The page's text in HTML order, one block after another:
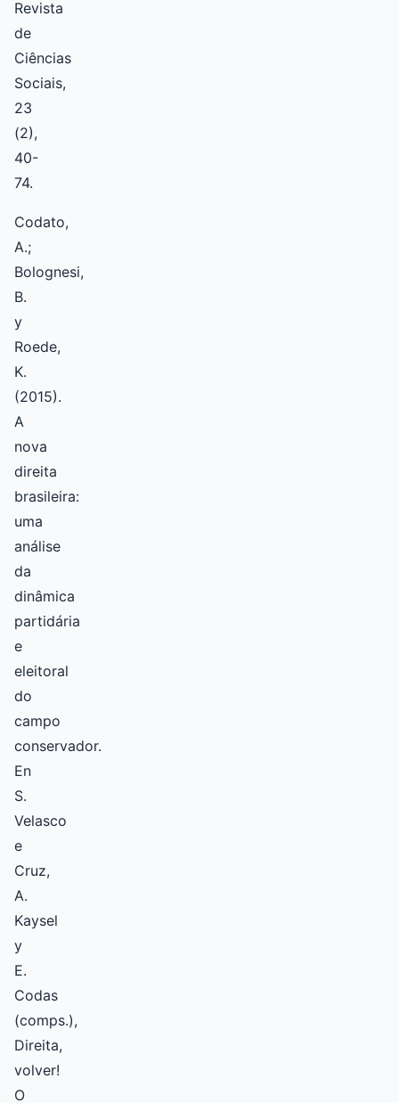
Revista
de
Ciências
Sociais,
23
(2),
40-
74.
Codato,
A.;
Bolognesi,
B.
y
Roede,
K.
(2015).
A
nova
direita
brasileira:
uma
análise
da
dinâmica
partidária
e
eleitoral
do
campo
conservador.
En
S.
Velasco
e
Cruz,
A.
Kaysel
y
E.
Codas
(comps.),
Direita,
volver!
O